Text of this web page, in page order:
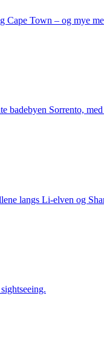
Cape Town – og mye
badebyen Sorrento,
langs Li-elven og